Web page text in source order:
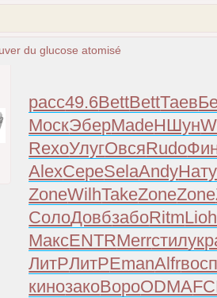
du glucose atomisé
расс49.6BettBettТаев
МоскЭберMadeНШун
RexoУлугОвсяRudo
AlexСереSelaAndyНату
ZoneWilhTakeZoneZone
СолоДовбзабоRitmLioh
МаксENTRMerrстил
ЛитРЛитРEmanAlfr
кинозакоВороODMA